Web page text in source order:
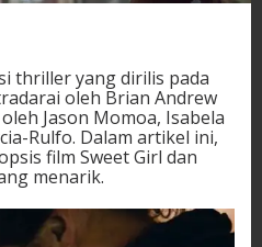
thriller yang dirilis pada
oleh Brian Andrew
Jason Momoa, Isabela
Rulfo. Dalam artikel ini,
film Sweet Girl dan
menarik.